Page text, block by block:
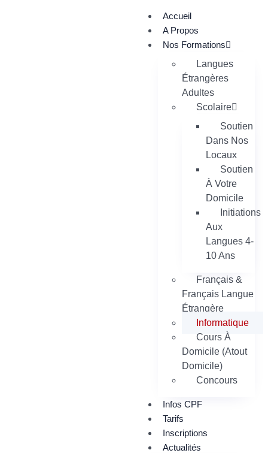
Accueil
A Propos
Nos Formations
Langues
Étrangères
Adultes
Scolaire
Soutien
Dans Nos
Locaux
Soutien
À Votre
Domicile
Initiations
Aux
Langues 4-
10 Ans
Français &
Français Langue
Étrangère
Informatique
Cours À
Domicile (Atout
Domicile)
Concours
Infos CPF
Tarifs
Inscriptions
Actualités